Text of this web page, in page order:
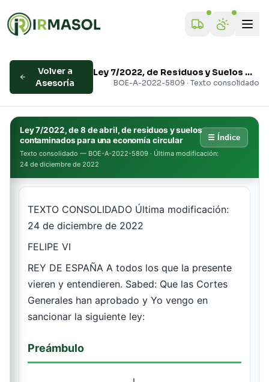
Volver a
Asesoría
Ley 7/2022, de Residuos y Suelos Contaminados
BOE-A-2022-5809 · Texto consolidado